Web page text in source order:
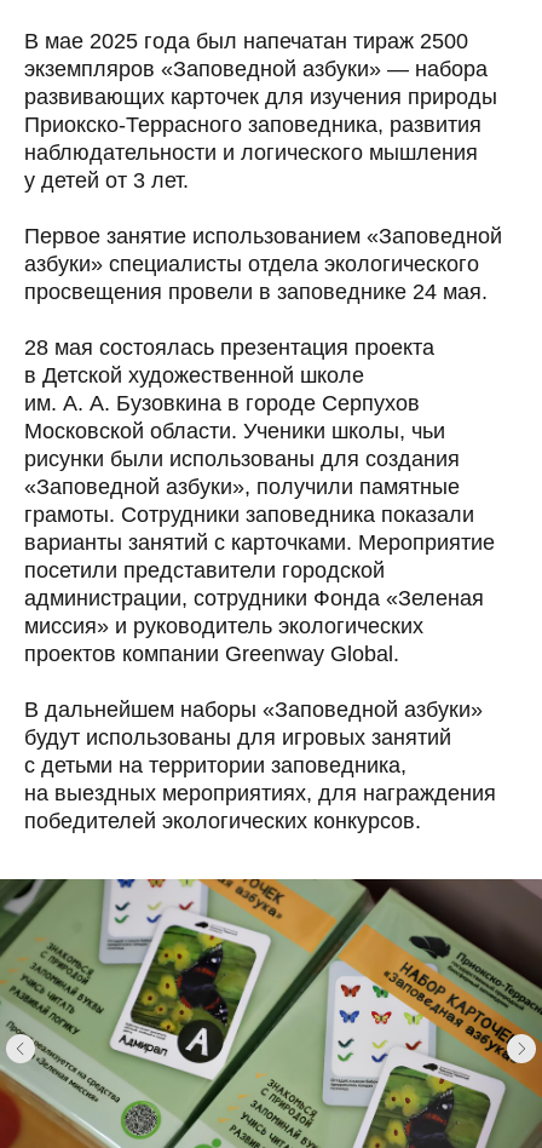
В мае 2025 года был напечатан тираж 2500
экземпляров «Заповедной азбуки» — набора
развивающих карточек для изучения природы
Приокско-Террасного заповедника, развития
наблюдательности и логического мышления
у детей от 3 лет.
Первое занятие использованием «Заповедной
азбуки» специалисты отдела экологического
просвещения провели в заповеднике 24 мая.
28 мая состоялась презентация проекта
в Детской художественной школе
им. А. А. Бузовкина в городе Серпухов
Московской области. Ученики школы, чьи
рисунки были использованы для создания
«Заповедной азбуки», получили памятные
грамоты. Сотрудники заповедника показали
варианты занятий с карточками. Мероприятие
посетили представители городской
администрации, сотрудники Фонда «Зеленая
миссия» и руководитель экологических
проектов компании Greenway Global.
В дальнейшем наборы «Заповедной азбуки»
будут использованы для игровых занятий
с детьми на территории заповедника,
на выездных мероприятиях, для награждения
победителей экологических конкурсов.